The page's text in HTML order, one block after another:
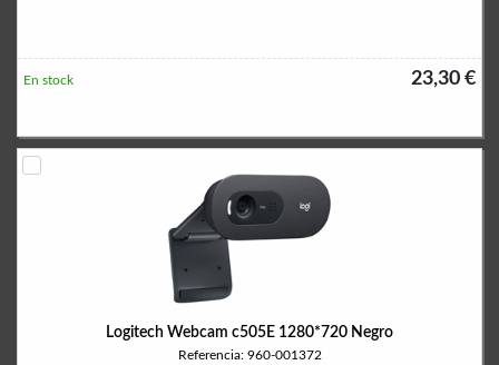
23,30 €
En stock
Logitech Webcam c505E 1280*720 Negro
Referencia: 960-001372